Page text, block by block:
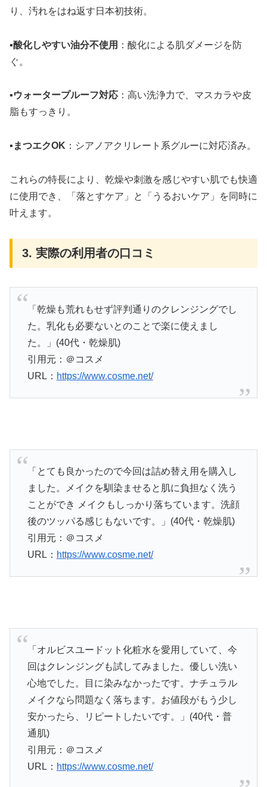
り、汚れをはね返す日本初技術。
▪酸化しやすい油分不使用 ：酸化による肌ダメージを防
ぐ。
▪ウォータープルーフ対応 ：高い洗浄力で、マスカラや皮
脂もすっきり。
▪ まつエクOK ：シアノアクリレート系グルーに対応済み。
これらの特長により、乾燥や刺激を感じやすい肌でも快適
に使用でき、「落とすケア」と「うるおいケア」を同時に
叶えます。
3. 実際の利用者の口コミ
「乾燥も荒れもせず評判通りのクレンジングでし
た。乳化も必要ないとのことで楽に使えまし
た。」(40代・乾燥肌)
引用元：＠コスメ
URL： https://www.cosme.net/
「とても良かったので今回は詰め替え用を購入し
ました。メイクを馴染ませると肌に負担なく洗う
ことができ メイクもしっかり落ちています。洗顔
後のツッパる感じもないです。」(40代・乾燥肌)
引用元：＠コスメ
URL： https://www.cosme.net/
「オルビスユードット化粧水を愛用していて、今
回はクレンジングも試してみました。優しい洗い
心地でした。目に染みなかったです。ナチュラル
メイクなら問題なく落ちます。お値段がもう少し
安かったら、リピートしたいです。」(40代・普
通肌)
引用元：＠コスメ
URL： https://www.cosme.net/